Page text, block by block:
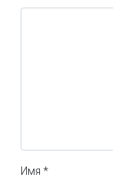
Имя *